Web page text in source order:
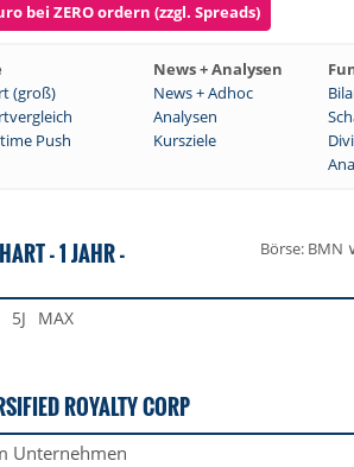
bei ZERO ordern (zzgl. Spreads)
News + Analysen
(groß) News + Adhoc
Analysen
Push Kursziele
- 1 JAHR -
Börse: BMN
5J MAX
ROYALTY CORP
Unternehmen